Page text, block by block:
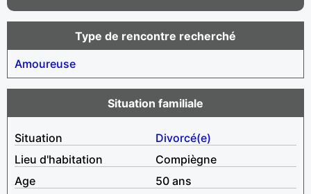
Type de rencontre recherché
Amoureuse
Situation familiale
Situation
Divorcé(e)
Lieu d'habitation
Compiègne
Age
50 ans